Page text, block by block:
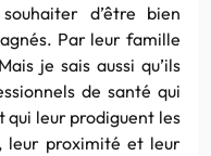
d’être bien
Par leur famille
je sais aussi qu’ils
de santé qui
qui leur prodiguent les
leur proximité et leur